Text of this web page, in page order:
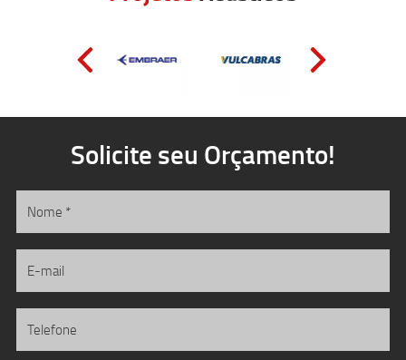
Solicite seu Orçamento!